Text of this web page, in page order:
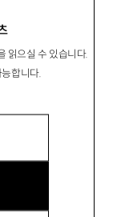
읽으실 수 있습니다.
합니다.